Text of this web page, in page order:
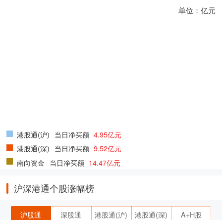
单位：亿元
港股通(沪) 当日净买额 4.95亿元
港股通(深) 当日净买额 9.52亿元
南向资金 当日净买额 14.47亿元
沪深港通个股涨幅榜
沪股通 深股通 港股通(沪) 港股通(深) A+H股